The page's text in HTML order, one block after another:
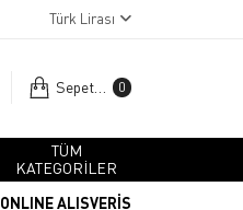
Türk Lirası
Sepetim 0
TÜM
KATEGORİLER
ONLINE ALIŞVERİŞ